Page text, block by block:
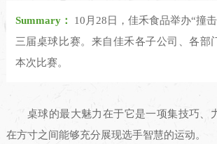
Summary：
10月28日，佳禾食品举办“撞
三届桌球比赛。来自佳禾各子公司、各部
本次比赛。
桌球的最大魅力在于它是一项集技巧、
在方寸之间能够充分展现选手智慧的运动。